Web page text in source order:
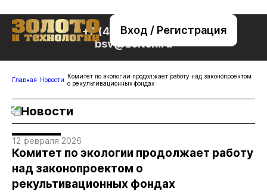
Вход / Регистрация
+7 (495) 221-76-32
bsv@zolteh.ru
Главная Новости Комитет по экологии продолжает работу над законопроектом
о рекультивационных фондах
Новости
12 февраля 2026
Комитет по экологии продолжает работу
над законопроектом о
рекультивационных фондах